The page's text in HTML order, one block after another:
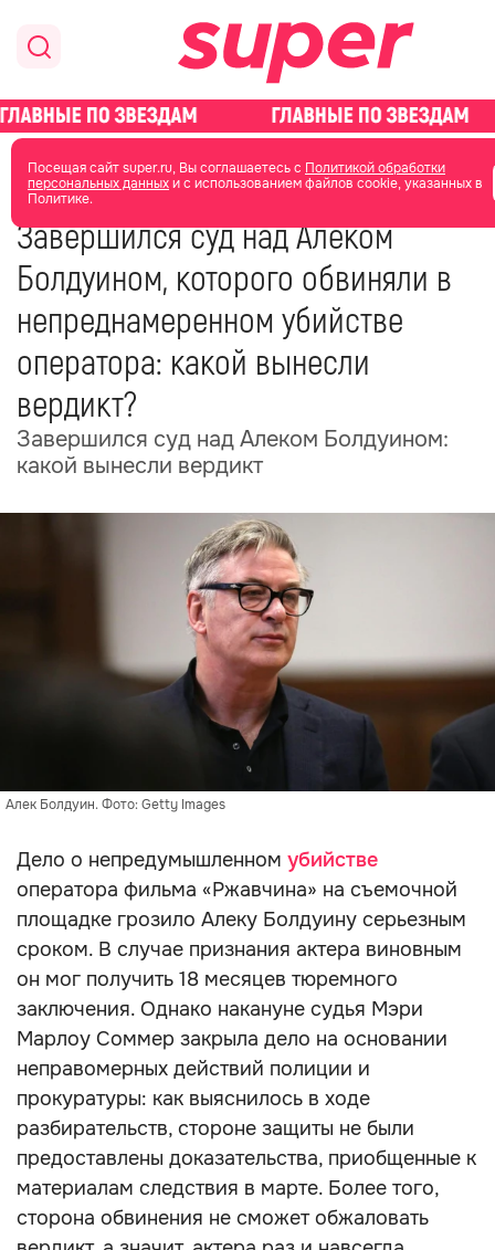
Посещая сайт super.ru, Вы соглашаетесь с Политикой обработки
персональных данныхи с использованием файлов cookie, указанных в
Политике.
главная новости о звездах
13 июля 2024
Завершился суд над Алеком
Болдуином, которого обвиняли в
непреднамеренном убийстве
оператора: какой вынесли
вердикт?
Завершился суд над Алеком Болдуином:
какой вынесли вердикт
Алек Болдуин. Фото: Getty Images
Дело о непредумышленном убийстве
оператора фильма «Ржавчина» на съемочной
площадке грозило Алеку Болдуину серьезным
сроком. В случае признания актера виновным
он мог получить 18 месяцев тюремного
заключения. Однако накануне судья Мэри
Марлоу Соммер закрыла дело на основании
неправомерных действий полиции и
прокуратуры: как выяснилось в ходе
разбирательств, стороне защиты не были
предоставлены доказательства, приобщенные к
материалам следствия в марте. Более того,
сторона обвинения не сможет обжаловать